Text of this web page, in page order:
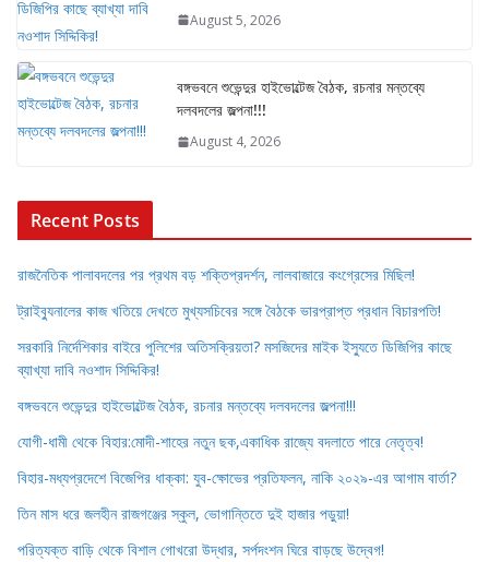
August 5, 2026
বঙ্গভবনে শুভেন্দুর হাইভোল্টেজ বৈঠক, রচনার মন্তব্যে
দলবদলের জল্পনা!!!
August 4, 2026
Recent Posts
রাজনৈতিক পালাবদলের পর প্রথম বড় শক্তিপ্রদর্শন, লালবাজারে কংগ্রেসের মিছিল!
ট্রাইব্যুনালের কাজ খতিয়ে দেখতে মুখ্যসচিবের সঙ্গে বৈঠকে ভারপ্রাপ্ত প্রধান বিচারপতি!
সরকারি নির্দেশিকার বাইরে পুলিশের অতিসক্রিয়তা? মসজিদের মাইক ইস্যুতে ডিজিপির কাছে
ব্যাখ্যা দাবি নওশাদ সিদ্দিকির!
বঙ্গভবনে শুভেন্দুর হাইভোল্টেজ বৈঠক, রচনার মন্তব্যে দলবদলের জল্পনা!!!
যোগী-ধামী থেকে বিহার:মোদী-শাহের নতুন ছক,একাধিক রাজ্যে বদলাতে পারে নেতৃত্ব!
বিহার-মধ্যপ্রদেশে বিজেপির ধাক্কা: যুব-ক্ষোভের প্রতিফলন, নাকি ২০২৯-এর আগাম বার্তা?
তিন মাস ধরে জলহীন রাজগঞ্জের স্কুল, ভোগান্তিতে দুই হাজার পড়ুয়া!
পরিত্যক্ত বাড়ি থেকে বিশাল গোখরো উদ্ধার, সর্পদংশন ঘিরে বাড়ছে উদ্বেগ!